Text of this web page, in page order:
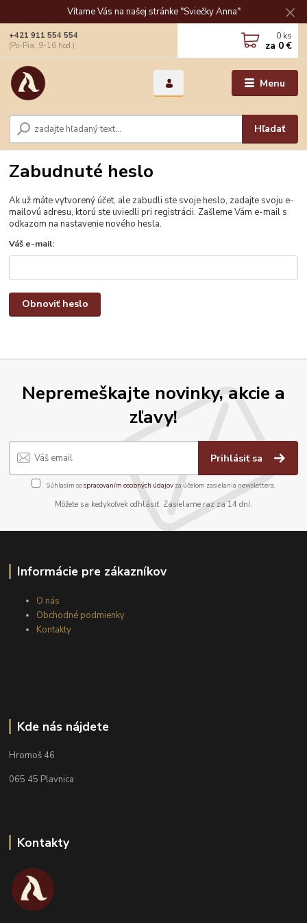
Vítame Vás na našej stránke "Sviečky Anna"
Menu
Hľadať
+421 911 554 554
(Po-Pia, 9-16 hod.)
0 ks
za 0 €
Zabudnuté heslo
Ak už máte vytvorený účet, ale zabudli ste svoje heslo, zadajte svoju e-
mailovú adresu, ktorú ste uviedli pri registrácii. Zašleme Vám e-mail s
odkazom na nastavenie nového hesla.
Váš e-mail:
Obnoviť heslo
Nepremeškajte novinky, akcie a
zľavy!
Prihlásiť sa
Súhlasím sospracovaním osobných údajov za účelom zasielania newslettera.
Môžete sa kedykoľvek odhlásiť. Zasielame raz za 14 dní.
Informácie pre zákazníkov
O nás
Obchodné podmienky
Kontakty
Kde nás nájdete
Hromoš 46
065 45 Plavnica
Kontakty